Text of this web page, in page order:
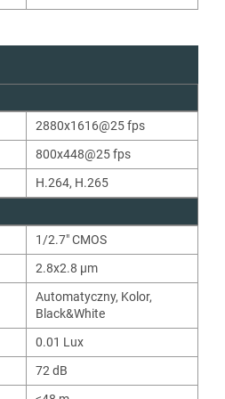
2880x1616@25 fps
800x448@25 fps
H.264, H.265
1/2.7" CMOS
2.8x2.8 μm
Automatyczny, Kolor,
Black&White
0.01 Lux
72dB